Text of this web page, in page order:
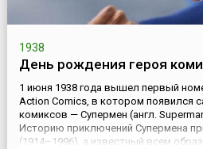
1938
День рождения героя
1 июня 1938 года вышел первый
Action Comics, в котором появился
комиксов — Супермен (англ.
Историю приключений Супермена
(1914–1996), а известный всем